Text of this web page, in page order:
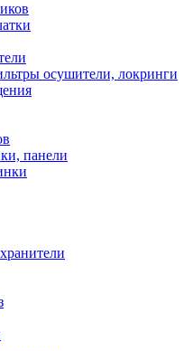
осушители, локринги
панели